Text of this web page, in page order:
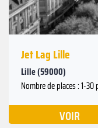
Jet Lag Lille
Lille (59000)
Nombre de places : 1-30
VOIR